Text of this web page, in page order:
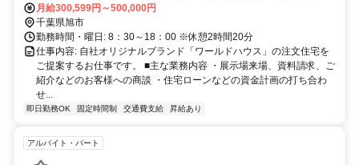
OK ＜下記エリアから通うスタッフも活躍中＞ 旭市、横芝光町、山武
市 香取市、神栖市、潮来市
月給300,599円～500,000円
千葉県旭市
勤務時間・曜日: 8：30～18：00 ※休憩2時間20分
仕事内容: 自社オリジナルブランド「ワールドハウス」の注文住宅を
ご提案するお仕事です。 ■主な業務内容 ・展示場来場、資料請求、ご
紹介などのお客様への商談 ・住宅ローンなどの資金計画の打ち合わ
せ...
即日勤務OK 固定時間制 交通費支給 昇給あり
アルバイト・パート